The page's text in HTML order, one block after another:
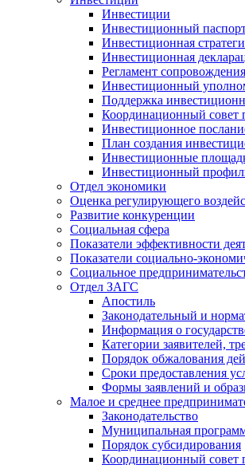
Инвестиции
Инвестиционный
Инвестиционная
Инвестиционная
Регламент
Инвестиционный
Поддержка
Координационный совет
Инвестиционное
План создания
Инвестиционные
Инвестиционный
Отдел экономики
Оценка регулирующего
Развитие конкуренции
Социальная сфера
Показатели эффективности
Показатели социально-
Социальное
Отдел ЗАГС
Апостиль
Законодательный и
Информация о
Категории заявителей,
Порядок обжалования
Сроки предоставления
Формы заявлений и
Малое и среднее
Законодательство
Муниципальная
Порядок субсидирования
Координационный совет